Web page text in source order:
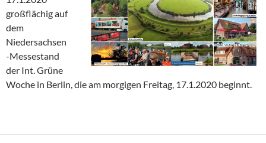
großflächig auf
dem
Niedersachsen
-Messestand
der Int. Grüne
Woche in Berlin, die am morgigen Freitag, 17.1.2020 beginnt.